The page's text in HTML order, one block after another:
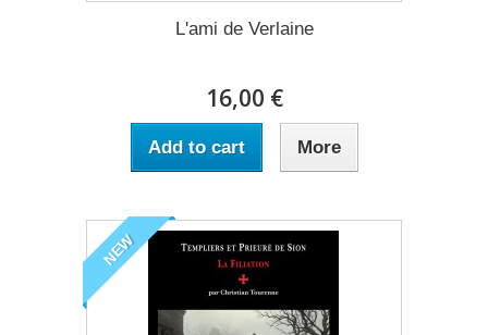
L'ami de Verlaine
16,00 €
Add to cart More
NEW